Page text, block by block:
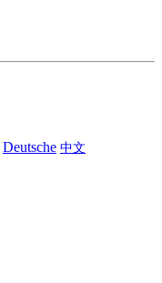
Deutsche 中文